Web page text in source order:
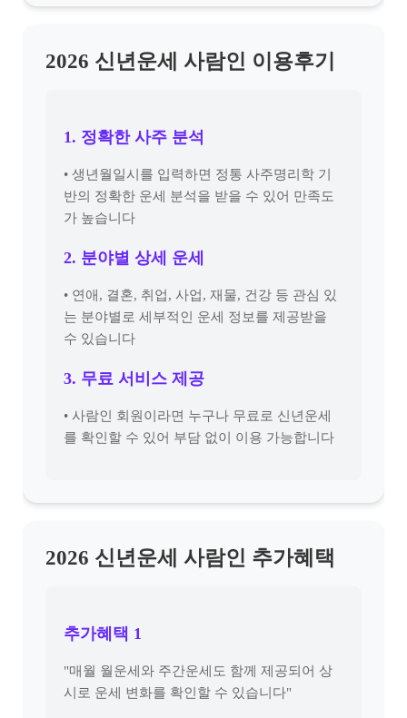
2026 신년운세 사람인 이용후기
1. 정확한 사주 분석
• 생년월일시를 입력하면 정통 사주명리학 기
반의 정확한 운세 분석을 받을 수 있어 만족도
가 높습니다
2. 분야별 상세 운세
• 연애, 결혼, 취업, 사업, 재물, 건강 등 관심 있
는 분야별로 세부적인 운세 정보를 제공받을
수 있습니다
3. 무료 서비스 제공
• 사람인 회원이라면 누구나 무료로 신년운세
를 확인할 수 있어 부담 없이 이용 가능합니다
2026 신년운세 사람인 추가혜택
추가혜택 1
"매월 월운세와 주간운세도 함께 제공되어 상
시로 운세 변화를 확인할 수 있습니다"